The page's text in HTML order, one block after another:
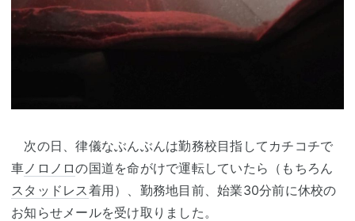
次の日、律儀なぶんぶんは勤務校目指してカチコチで
車 ノロ ノロの国道を命がけで運転していたら（もちろん
スタッドレス 着用）、勤務地目前、始業30分前に休校の
お知らせメールを受け取りました。